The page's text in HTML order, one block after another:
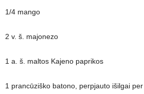
1/4 mango
2 v. š. majonezo
1 a. š. maltos Kajeno paprikos
1 prancūziško batono, perpjauto išilgai